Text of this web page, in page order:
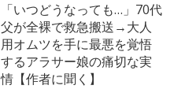
「いつどうなっても…」70代
父が全裸で救急搬送→大人
用オムツを手に最悪を覚悟
するアラサー娘の痛切な実
情【作者に聞く】